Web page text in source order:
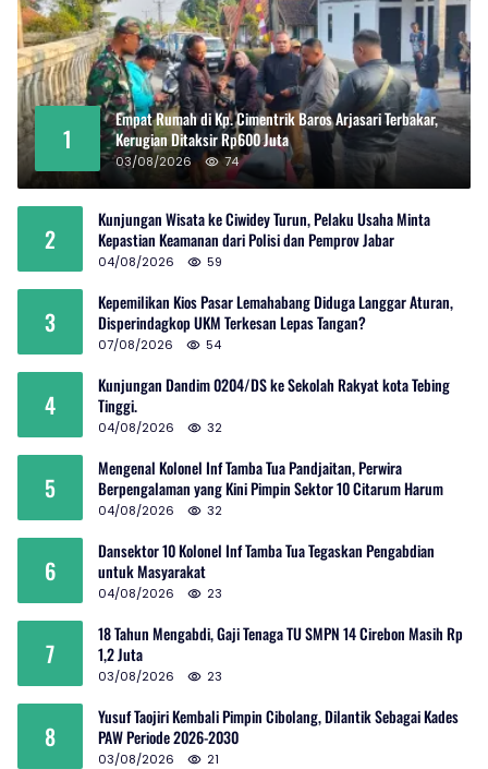
1
Empat Rumah di Kp. Cimentrik Baros Arjasari Terbakar,
Kerugian Ditaksir Rp600 Juta
03/08/2026 74
2
Kunjungan Wisata ke Ciwidey Turun, Pelaku Usaha Minta
Kepastian Keamanan dari Polisi dan Pemprov Jabar
04/08/2026 59
3
Kepemilikan Kios Pasar Lemahabang Diduga Langgar Aturan,
Disperindagkop UKM Terkesan Lepas Tangan?
07/08/2026 54
4
Kunjungan Dandim 0204/DS ke Sekolah Rakyat kota Tebing
Tinggi.
04/08/2026 32
5
Mengenal Kolonel Inf Tamba Tua Pandjaitan, Perwira
Berpengalaman yang Kini Pimpin Sektor 10 Citarum Harum
04/08/2026 32
6
Dansektor 10 Kolonel Inf Tamba Tua Tegaskan Pengabdian
untuk Masyarakat
04/08/2026 23
7
18 Tahun Mengabdi, Gaji Tenaga TU SMPN 14 Cirebon Masih Rp
1,2 Juta
03/08/2026 23
8
Yusuf Taojiri Kembali Pimpin Cibolang, Dilantik Sebagai Kades
PAW Periode 2026-2030
03/08/2026 21